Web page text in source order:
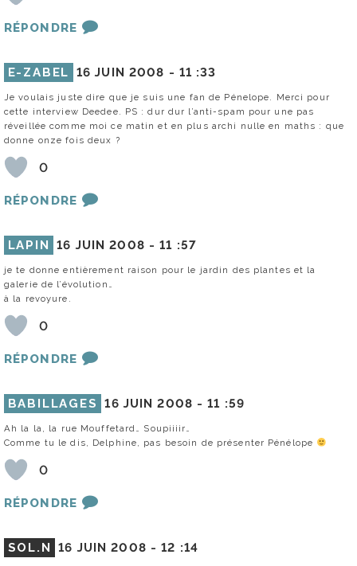
RÉPONDRE
E-ZABEL 16 JUIN 2008 - 11 :33
Je voulais juste dire que je suis une fan de Pénelope. Merci pour
cette interview Deedee. PS : dur dur l’anti-spam pour une pas
réveillée comme moi ce matin et en plus archi nulle en maths : que
donne onze fois deux ?
0
RÉPONDRE
LAPIN 16 JUIN 2008 -11 :57
je te donne entièrement raison pour le jardin des plantes et la
galerie de l’évolution…
à la revoyure.
0
RÉPONDRE
BABILLAGES 16 JUIN 2008 -11 :59
Ah la la, la rue Mouffetard… Soupiiiir…
Comme tu le dis, Delphine, pas besoin de présenter Pénélope
0
RÉPONDRE
SOL.N 16 JUIN 2008 -12 :14